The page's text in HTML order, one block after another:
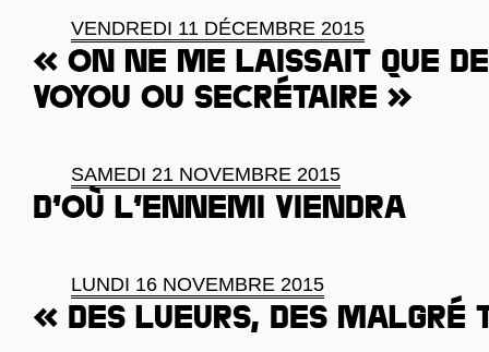
VENDREDI 11 DÉCEMBRE 2015
« On ne me laissait que
voyou ou secrétaire »
SAMEDI 21 NOVEMBRE 2015
D’où l’ennemi viendra
LUNDI 16 NOVEMBRE 2015
« Des lueurs, des malgré